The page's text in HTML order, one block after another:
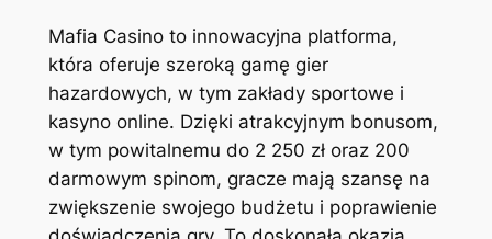
Mafia Casino to innowacyjna platforma,
która oferuje szeroką gamę gier
hazardowych, w tym zakłady sportowe i
kasyno online. Dzięki atrakcyjnym bonusom,
w tym powitalnemu do 2 250 zł oraz 200
darmowym spinom, gracze mają szansę na
zwiększenie swojego budżetu i poprawienie